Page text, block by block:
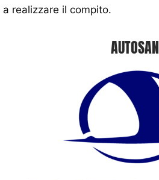
a realizzare il compito.
AUTOSAN